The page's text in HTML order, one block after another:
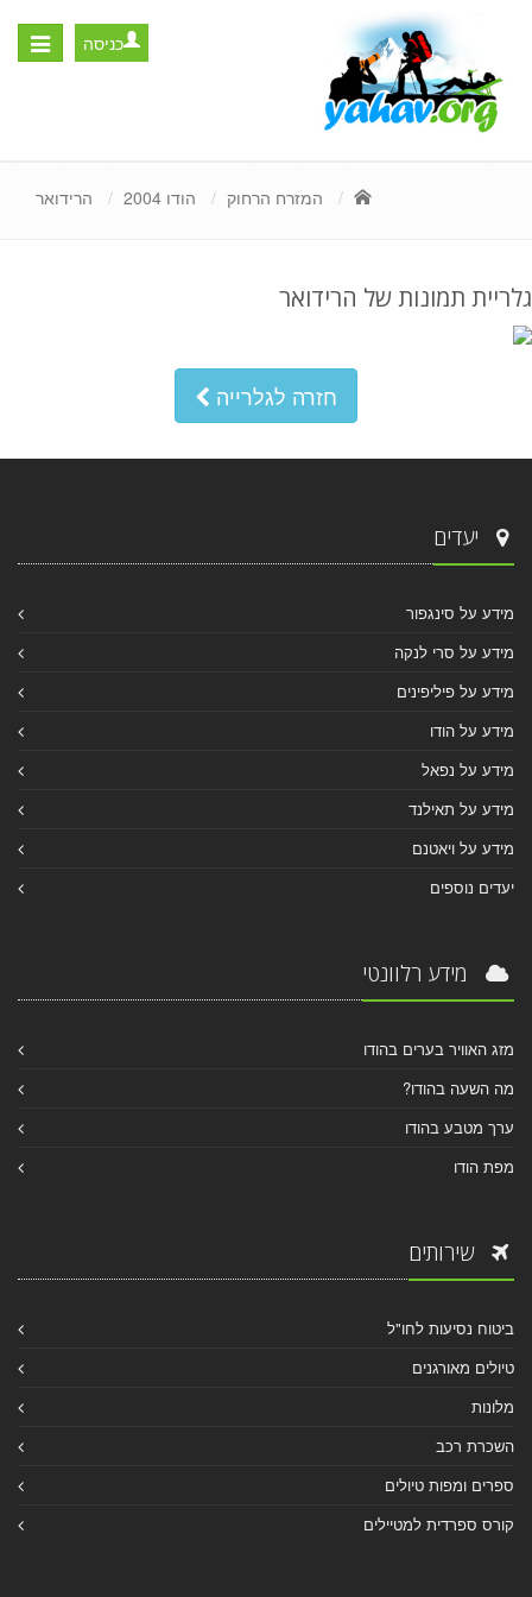
Toggle
כניסה
המזרח הרחוק הודו 2004 הרידואר
גלריית תמונות של הרידואר
חזרה לגלרייה
יעדים
מידע על סינגפור
מידע על סרי לנקה
מידע על פיליפינים
מידע על הודו
מידע על נפאל
מידע על תאילנד
מידע על ויאטנם
יעדים נוספים
מידע רלוונטי
מזג האוויר בערים בהודו
מה השעה בהודו?
ערך מטבע בהודו
מפת הודו
שירותים
ביטוח נסיעות לחו"ל
טיולים מאורגנים
מלונות
השכרת רכב
ספרים ומפות טיולים
קורס ספרדית למטיילים